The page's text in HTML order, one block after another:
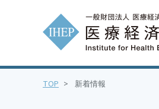
TOP > 新着情報